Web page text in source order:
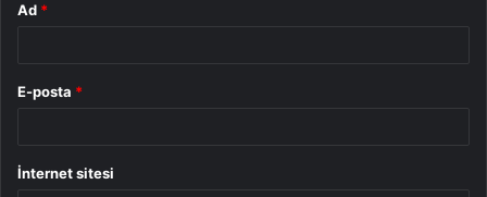
Ad *
E-posta *
İnternet sitesi